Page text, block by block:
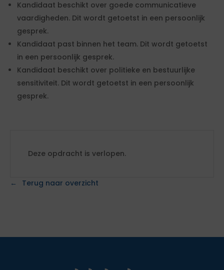
Kandidaat beschikt over goede communicatieve
vaardigheden. Dit wordt getoetst in een persoonlijk
gesprek.
Kandidaat past binnen het team. Dit wordt getoetst
in een persoonlijk gesprek.
Kandidaat beschikt over politieke en bestuurlijke
sensitiviteit. Dit wordt getoetst in een persoonlijk
gesprek.
Deze opdracht is verlopen.
Terug naar overzicht